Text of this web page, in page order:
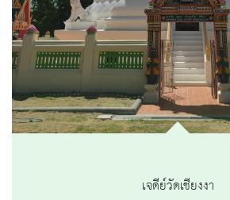
เจดีย์วัดเชียงงา